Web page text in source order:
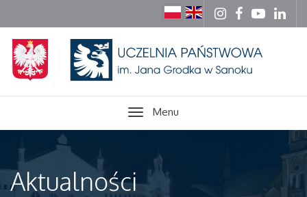
Menu
Aktualności